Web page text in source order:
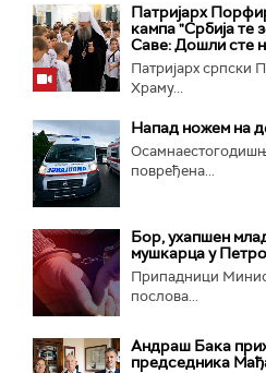
Патријарх
кампа "Србија те
Саве: Дошли сте
Патријарх српски
Храму...
Напад ножем на
повређена...
Бор, ухапшен
мушкарца у
Припадници
послова...
Андраш Бака
председника